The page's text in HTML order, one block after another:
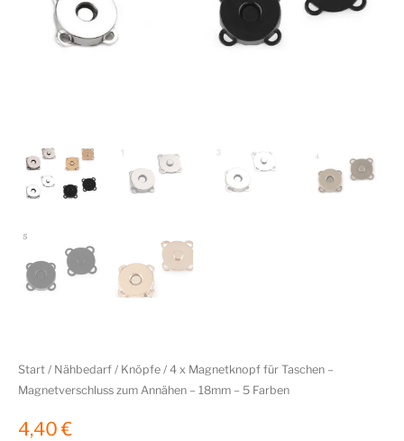
Start / Nähbedarf / Knöpfe / 4 x Magnetknopf für Taschen –
Magnetverschluss zum Annähen – 18mm – 5 Farben
4,40€